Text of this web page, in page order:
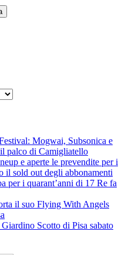
Mogwai, Subsonica e
palco di Camigliatello
e aperte le prevendite per i
sold out degli abbonamenti
i quarant’anni di 17 Re fa
il suo Flying With Angels
Scotto di Pisa sabato